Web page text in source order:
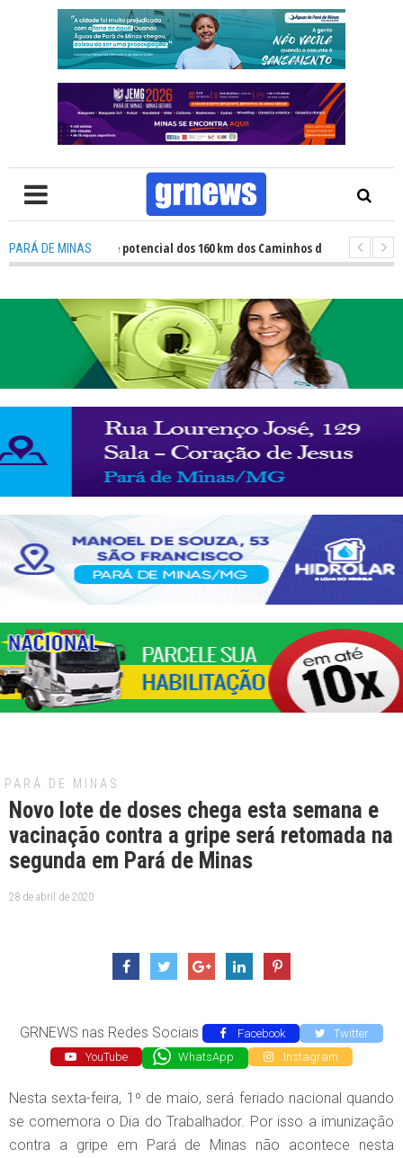
PARÁ DE MINAS
revelam grande potencial dos 160 km dos Caminhos do Padre Libério.
PARÁ DE MINAS
Novo lote de doses chega esta semana e
vacinação contra a gripe será retomada na
segunda em Pará de Minas
28 de abril de 2020
GRNEWS nas Redes Sociais Facebook
Twitter
YouTube
WhatsApp Instagram
Nesta sexta-feira, 1º de maio, será feriado nacional quando
se comemora o Dia do Trabalhador. Por isso a imunização
contra a gripe em Pará de Minas não acontece nesta